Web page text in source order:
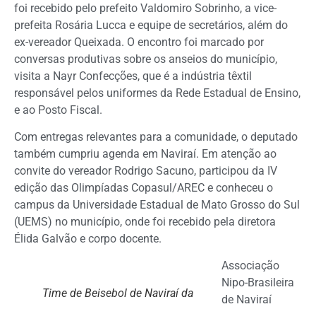
foi recebido pelo prefeito Valdomiro Sobrinho, a vice-
prefeita Rosária Lucca e equipe de secretários, além do
ex-vereador Queixada. O encontro foi marcado por
conversas produtivas sobre os anseios do município,
visita a Nayr Confecções, que é a indústria têxtil
responsável pelos uniformes da Rede Estadual de Ensino,
e ao Posto Fiscal.
Com entregas relevantes para a comunidade, o deputado
também cumpriu agenda em Naviraí. Em atenção ao
convite do vereador Rodrigo Sacuno, participou da IV
edição das Olimpíadas Copasul/AREC e conheceu o
campus da Universidade Estadual de Mato Grosso do Sul
(UEMS) no município, onde foi recebido pela diretora
Élida Galvão e corpo docente.
Time de Beisebol de Naviraí da
Associação
Nipo-Brasileira
de Naviraí